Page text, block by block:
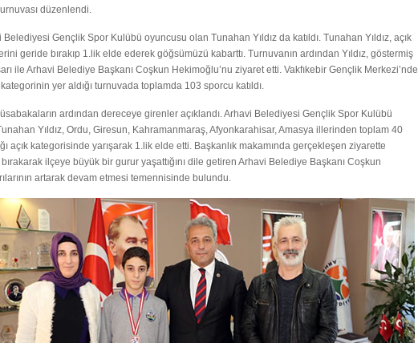
düzenlendi.
Gençlik Spor Kulübü oyuncusu olan Tunahan Yıldız da katıldı. Tunahan Yıldız, açık
geride bırakıp 1.lik elde ederek göğsümüzü kabarttı. Turnuvanın ardından Yıldız, göstermiş
ile Arhavi Belediye Başkanı Coşkun Hekimoğlu’nu ziyaret etti. Vakfıkebir Gençlik Merkezi’nde
yer aldığı turnuvada toplamda 103 sporcu katıldı.
ardından dereceye girenler açıklandı. Arhavi Belediyesi Gençlik Spor Kulübü
Yıldız, Ordu, Giresun, Kahramanmaraş, Afyonkarahisar, Amasya illerinden toplam 40
açık kategorisinde yarışarak 1.lik elde etti. Başkanlık makamında gerçekleşen ziyarette
ilçeye büyük bir gurur yaşattığını dile getiren Arhavi Belediye Başkanı Coşkun
artarak devam etmesi temennisinde bulundu.